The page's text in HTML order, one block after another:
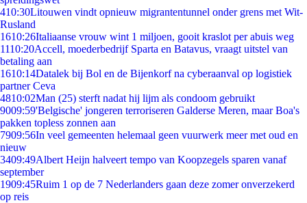
410:30Litouwen vindt opnieuw migrantentunnel onder grens met Wit-
Rusland
1610:26Italiaanse vrouw wint 1 miljoen, gooit kraslot per abuis weg
1110:20Accell, moederbedrijf Sparta en Batavus, vraagt uitstel van
betaling aan
1610:14Datalek bij Bol en de Bijenkorf na cyberaanval op logistiek
partner Ceva
4810:02Man (25) sterft nadat hij lijm als condoom gebruikt
9009:59'Belgische' jongeren terroriseren Galderse Meren, maar Boa's
pakken topless zonnen aan
7909:56In veel gemeenten helemaal geen vuurwerk meer met oud en
nieuw
3409:49Albert Heijn halveert tempo van Koopzegels sparen vanaf
september
1909:45Ruim 1 op de 7 Nederlanders gaan deze zomer onverzekerd
op reis